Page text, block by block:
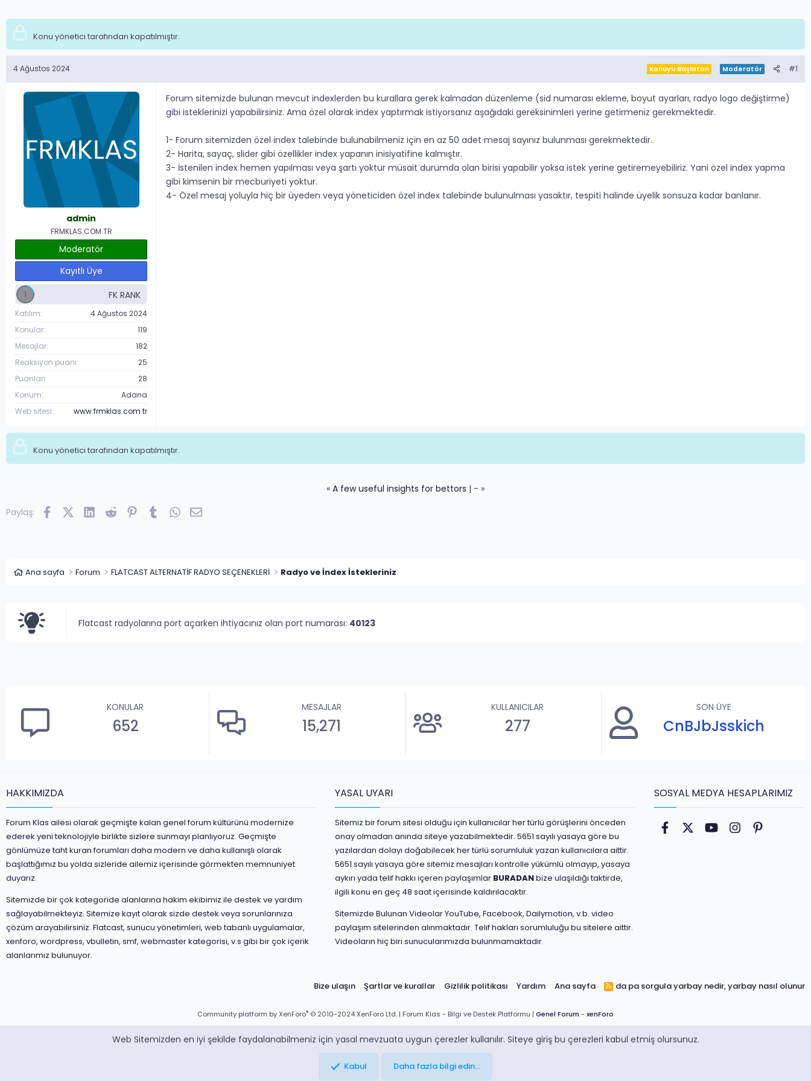
Konu yönetici tarafından kapatılmıştır.
4 Ağustos 2024 Konuyu Başlatan Moderatör #1
admin
FRMKLAS.COM.TR
Moderatör
Kayıtlı Üye
1
Katılım
4 Ağustos 2024
Konular
119
Mesajlar
182
Reaksiyon puanı
25
Puanları
28
Konum
Adana
Web sitesi
www.frmklas.com.tr
Forum sitemizde bulunan mevcut indexlerden bu kurallara gerek kalmadan düzenleme (sid numarası ekleme, boyut ayarları, radyo logo değiştirme)
gibi isteklerinizi yapabilirsiniz. Ama özel olarak index yaptırmak istiyorsanız aşağıdaki gereksinimleri yerine getirmeniz gerekmektedir.
1- Forum sitemizden özel index talebinde bulunabilmeniz için en az 50 adet mesaj sayınız bulunması gerekmektedir.
2- Harita, sayaç, slider gibi özellikler index yapanın inisiyatifine kalmıştır.
3- İstenilen index hemen yapılması veya şartı yoktur müsait durumda olan birisi yapabilir yoksa istek yerine getiremeyebiliriz. Yani özel index yapma
gibi kimsenin bir mecburiyeti yoktur.
4- Özel mesaj yoluyla hiç bir üyeden veya yöneticiden özel index talebinde bulunulması yasaktır, tespiti halinde üyelik sonsuza kadar banlanır.
Konu yönetici tarafından kapatılmıştır.
« A few useful insights for bettors | - »
Paylaş:
FacebookX (Twitter)
LinkedIn
Reddit PinterestTumblrWhatsApp
E-posta
Ana sayfa Forum FLATCAST ALTERNATİF RADYO SEÇENEKLERİ Radyo ve İndex İstekleriniz
Flatcast radyolarına port açarken ihtiyacınız olan port numarası: 40123
KONULAR
652
MESAJLAR
15,271
KULLANICILAR
277
SON ÜYE
CnBJbJsskich
HAKKIMIZDA
Forum Klas ailesi olarak geçmişte kalan genel forum kültürünü modernize
ederek yeni teknolojiyle birlikte sizlere sunmayı planlıyoruz. Geçmişte
gönlümüze taht kuran forumları daha modern ve daha kullanışlı olarak
başlattığımız bu yolda sizleride ailemiz içerisinde görmekten memnuniyet
duyarız.
Sitemizde bir çok kategoride alanlarına hakim ekibimiz ile destek ve yardım
sağlayabilmekteyiz. Sitemize kayıt olarak sizde destek veya sorunlarınıza
çözüm arayabilirsiniz. Flatcast, sunucu yönetimleri, web tabanlı uygulamalar,
xenforo, wordpress, vbulletin, smf, webmaster kategorisi, v.s gibi bir çok içerik
alanlarımız bulunuyor.
YASAL UYARI
Sitemiz bir forum sitesi olduğu için kullanıcılar her türlü görüşlerini önceden
onay olmadan anında siteye yazabilmektedir. 5651 sayılı yasaya göre bu
yazılardan dolayı doğabilecek her türlü sorumluluk yazan kullanıcılara aittir.
5651 sayılı yasaya göre sitemiz mesajları kontrolle yükümlü olmayıp, yasaya
aykırı yada telif hakkı içeren paylaşımlar BURADANbize ulaşıldığı taktirde,
ilgili konu en geç 48 saat içerisinde kaldırılacaktır.
Sitemizde Bulunan Videolar YouTube, Facebook, Dailymotion, v.b. video
paylaşım sitelerinden alınmaktadır. Telif hakları sorumluluğu bu sitelere aittir.
Videoların hiç biri sunucularımızda bulunmamaktadır.
SOSYAL MEDYA HESAPLARIMIZ
Facebook
Twitter youtubeInstagram
Bize ulaşın Şartlar ve kurallar Gizlilik politikası Yardım Ana sayfa da pa sorgulayarbay nedir, yarbay nasıl olunur
R
S
Community platform by XenForo® © 2010-2024 XenForo Ltd. | Forum Klas - Bilgi ve Destek Platformu | Genel Forum - xenForo
Web Sitemizden en iyi şekilde faydalanabilmeniz için yasal mevzuata uygun çerezler kullanılır. Siteye giriş bu çerezleri kabul etmiş olursunuz.
Kabul Daha fazla bilgi edin…